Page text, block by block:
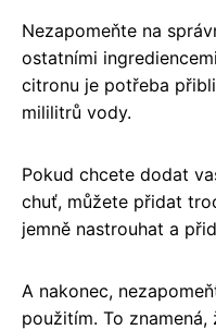
Nezapomeňte na
ostatními
citronu je potřeba
mililitrů vody.
Pokud chcete dodat
chuť, můžete přidat
jemně nastrouhat a
A nakonec,
použitím. To